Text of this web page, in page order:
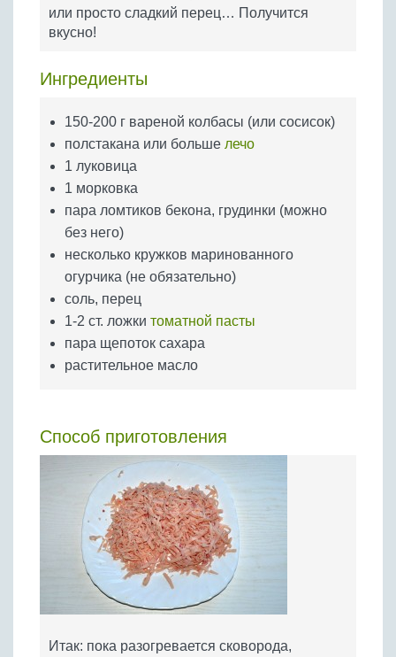
Бобовые
Яйца
или просто сладкий перец… Получится
вкусно!
Ингредиенты
150-200 г вареной колбасы (или сосисок)
полстакана или больше лечо
1 луковица
1 морковка
пара ломтиков бекона, грудинки (можно
без него)
несколько кружков маринованного
огурчика (не обязательно)
соль, перец
1-2 ст. ложки томатной пасты
пара щепоток сахара
растительное масло
Способ приготовления
Итак: пока разогревается сковорода,